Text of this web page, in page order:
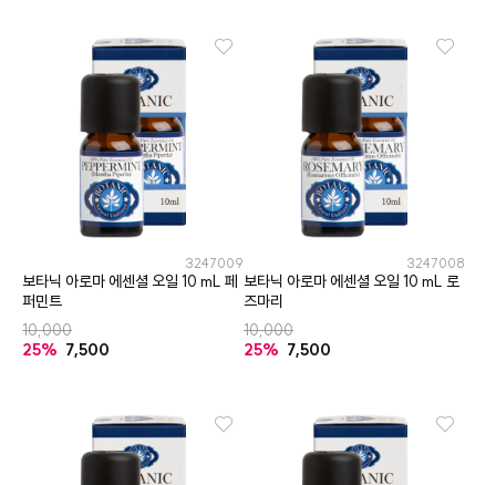
3247009
보타닉 아로마 에센셜 오일 10 mL 페
퍼민트
10,000
25% 7,500
3247008
보타닉 아로마 에센셜 오일 10 mL 로
즈마리
10,000
25% 7,500